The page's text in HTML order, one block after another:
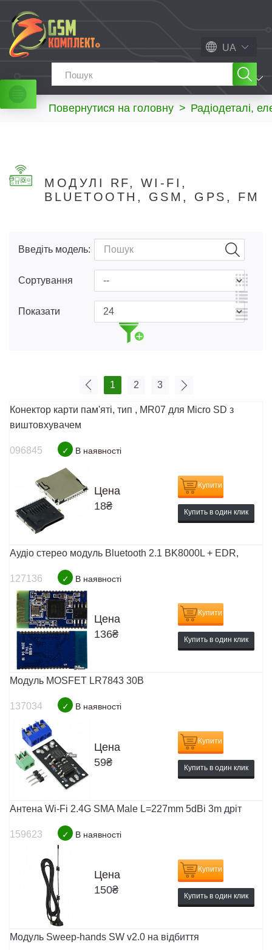
UA
МЕНЮ
Повернутися на головну > Радіодеталі,
МОДУЛІ RF, WI-FI,
BLUETOOTH, GSM, GPS, FM
Введіть модель:
Сортування
Показати
1 2 3
Конектор карти пам'яті, тип , MR07 для Micro SD з
виштовхувачем
096845 ✓ В наявності
Цена
18₴
Купити
Купить в один клик
Аудіо стерео модуль Bluetooth 2.1 BK8000L + EDR,
127136 ✓ В наявності
Цена
136₴
Купити
Купить в один клик
Модуль MOSFET LR7843 30В
137034 ✓ В наявності
Цена
59₴
Купити
Купить в один клик
Антена Wi-Fi 2.4G SMA Male L=227mm 5dBi 3m дріт
159623 ✓ В наявності
Цена
150₴
Купити
Купить в один клик
Модуль Sweep-hands SW v2.0 на відбиття